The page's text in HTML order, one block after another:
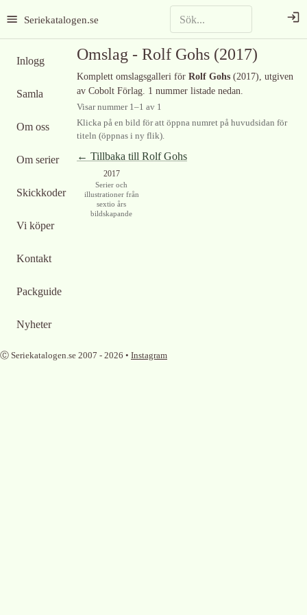
Seriekatalogen.se
Inlogg
Samla
Om oss
Om serier
Skickkoder
Vi köper
Kontakt
Packguide
Nyheter
Omslag - Rolf Gohs (2017)
Komplett omslagsgalleri för Rolf Gohs (2017), utgiven
av Cobolt Förlag. 1 nummer listade nedan.
Visar nummer 1–1 av 1
Klicka på en bild för att öppna numret på huvudsidan för
titeln (öppnas i ny flik).
← Tillbaka till Rolf Gohs
2017
Serier och
illustrationer från
sextio års
bildskapande
Ⓒ Seriekatalogen.se 2007 - 2026 • Instagram